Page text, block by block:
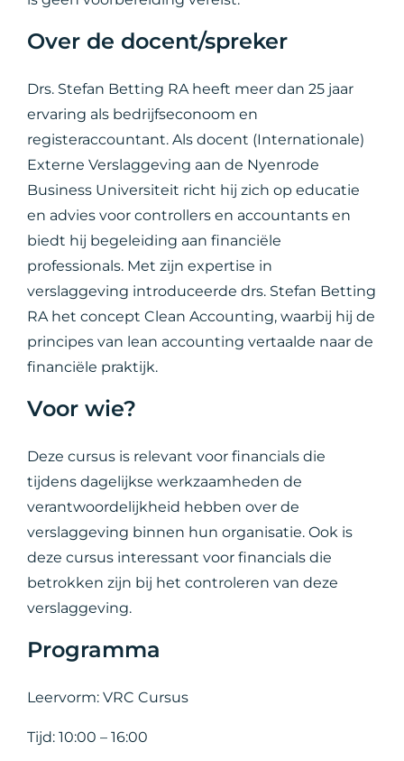
Over de docent/spreker
Drs. Stefan Betting RA heeft meer dan 25 jaar
ervaring als bedrijfseconoom en
registeraccountant. Als docent (Internationale)
Externe Verslaggeving aan de Nyenrode
Business Universiteit richt hij zich op educatie
en advies voor controllers en accountants en
biedt hij begeleiding aan financiële
professionals. Met zijn expertise in
verslaggeving introduceerde drs. Stefan Betting
RA het concept Clean Accounting, waarbij hij de
principes van lean accounting vertaalde naar de
financiële praktijk.
Voor wie?
Deze cursus is relevant voor financials die
tijdens dagelijkse werkzaamheden de
verantwoordelijkheid hebben over de
verslaggeving binnen hun organisatie. Ook is
deze cursus interessant voor financials die
betrokken zijn bij het controleren van deze
verslaggeving.
Programma
Leervorm: VRC Cursus
Tijd: 10:00 – 16:00